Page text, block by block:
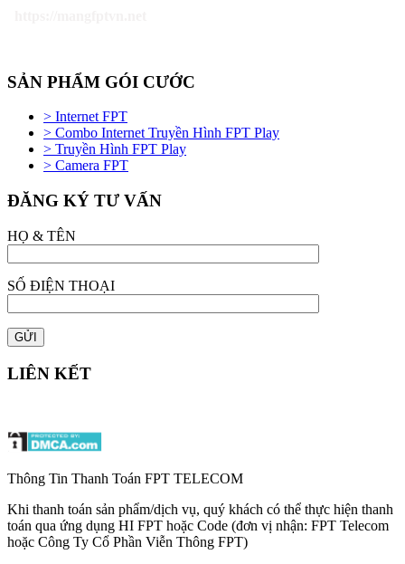
SẢN PHẨM GÓI CƯỚC
> Internet FPT
> Combo Internet Truyền Hình FPT Play
> Truyền Hình FPT Play
> Camera FPT
ĐĂNG KÝ TƯ VẤN
HỌ & TÊN
SỐ ĐIỆN THOẠI
LIÊN KẾT
Thông Tin Thanh Toán FPT TELECOM
Khi thanh toán sản phẩm/dịch vụ, quý khách có thể thực hiện thanh
toán qua ứng dụng HI FPT hoặc Code (đơn vị nhận: FPT Telecom
hoặc Công Ty Cổ Phần Viễn Thông FPT)